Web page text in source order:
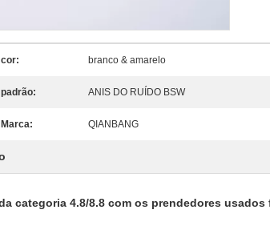
cor: branco & amarelo
padrão: ANIS DO RUÍDO BSW
Marca: QIANBANG
categoria 4.8/8.8 com os prendedores usados